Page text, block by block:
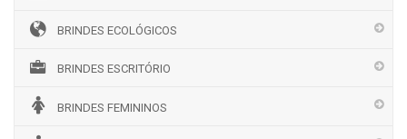
BRINDES ECOLÓGICOS
BRINDES ESCRITÓRIO
BRINDES FEMININOS